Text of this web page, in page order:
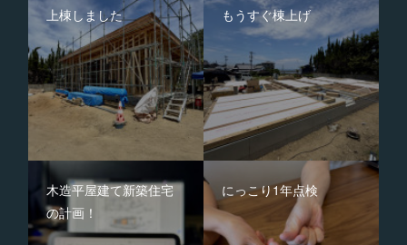
上棟しました もうすぐ棟上げ
木造平屋建て新築住宅
の計画！
にっこり1年点検